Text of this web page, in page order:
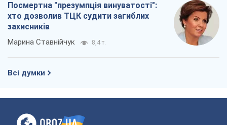
Посмертна "презумпція винуватості":
хто дозволив ТЦК судити загиблих
захисників
Марина Ставнійчук 8,4 т.
Всі думки